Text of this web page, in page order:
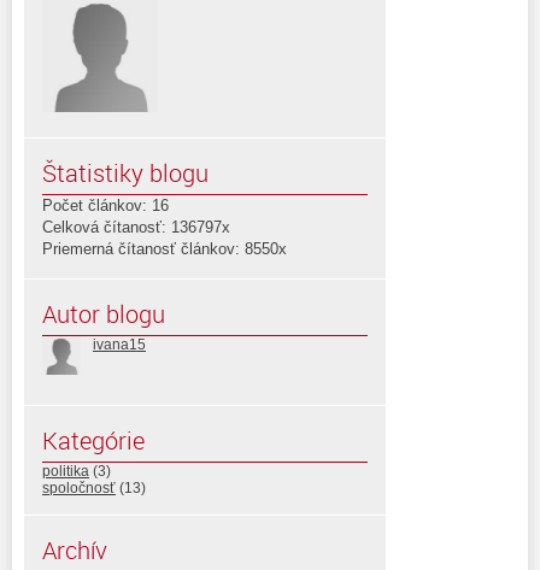
Štatistiky blogu
Počet článkov: 16
Celková čítanosť: 136797x
Priemerná čítanosť článkov: 8550x
Autor blogu
ivana15
Kategórie
politika (3)
spoločnosť (13)
Archív